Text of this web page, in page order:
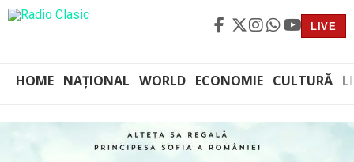
LIVE
HOME NAȚIONAL WORLD ECONOMIE CULTURĂ